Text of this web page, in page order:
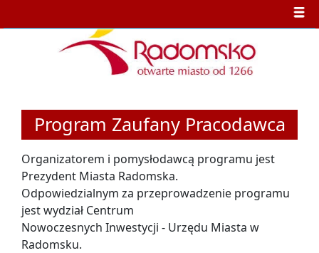
Program Zaufany Pracodawca
Organizatorem i pomysłodawcą programu jest
Prezydent Miasta Radomska.
Odpowiedzialnym za przeprowadzenie programu
jest wydział Centrum
Nowoczesnych Inwestycji - Urzędu Miasta w
Radomsku.